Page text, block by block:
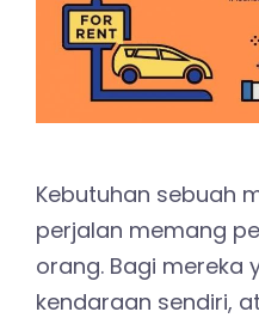
Kebutuhan sebuah
perjalan memang
orang. Bagi mereka
kendaraan sendiri,